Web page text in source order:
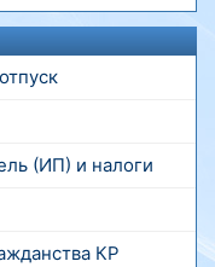
(ИП) и налоги
КР